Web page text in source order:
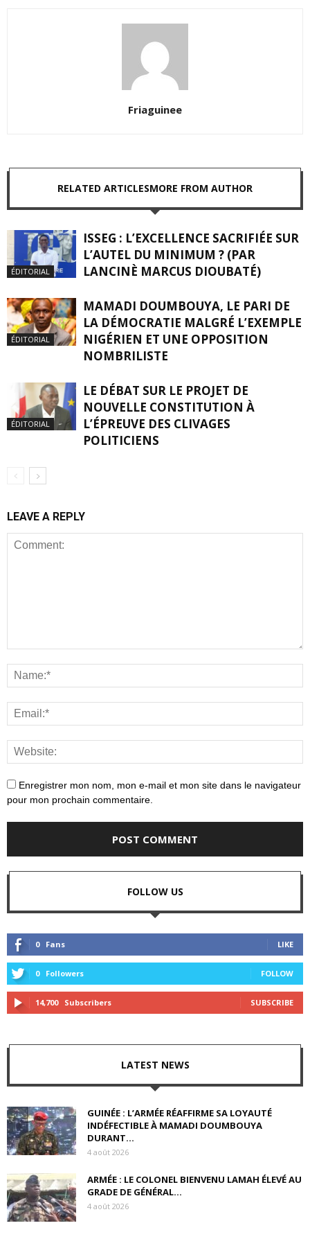
Friaguinee
RELATED ARTICLESMORE FROM AUTHOR
ÉDITORIAL
ISSEG : L’EXCELLENCE SACRIFIÉE SUR
L’AUTEL DU MINIMUM ? (PAR
LANCINÈ MARCUS DIOUBATÉ)
ÉDITORIAL
MAMADI DOUMBOUYA, LE PARI DE
LA DÉMOCRATIE MALGRÉ L’EXEMPLE
NIGÉRIEN ET UNE OPPOSITION
NOMBRILISTE
ÉDITORIAL
LE DÉBAT SUR LE PROJET DE
NOUVELLE CONSTITUTION À
L’ÉPREUVE DES CLIVAGES
POLITICIENS
LEAVE A REPLY
Enregistrer mon nom, mon e-mail et mon site dans le navigateur
pour mon prochain commentaire.
FOLLOW US
0 Fans LIKE
0 Followers FOLLOW
14,700 Subscribers SUBSCRIBE
LATEST NEWS
GUINÉE : L’ARMÉE RÉAFFIRME SA LOYAUTÉ
INDÉFECTIBLE À MAMADI DOUMBOUYA
DURANT...
4 août 2026
ARMÉE : LE COLONEL BIENVENU LAMAH ÉLEVÉ AU
GRADE DE GÉNÉRAL...
4 août 2026